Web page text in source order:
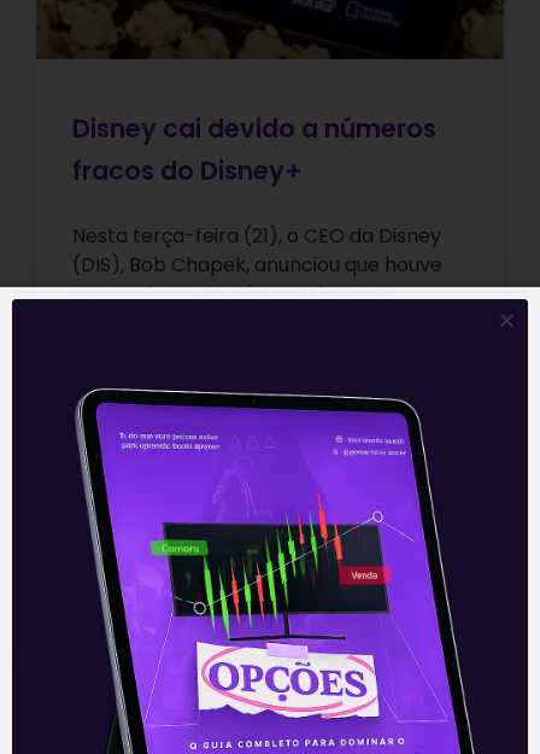
Disney cai devido a números
fracos do Disney+
Nesta terça-feira (21), o CEO da Disney
(DIS), Bob Chapek, anunciou que houve
uma redução no número de novos
Leia mais
22/09/2021
E EU COM ISSO